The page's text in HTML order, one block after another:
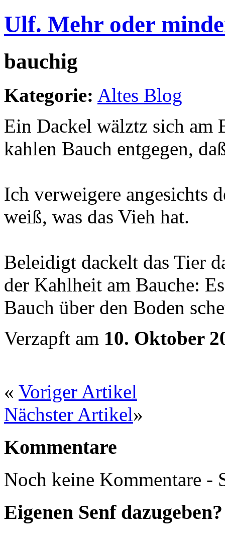
Ulf. Mehr oder
bauchig
Kategorie: Altes Blog
Ein Dackel wälztz sich am
kahlen Bauch entgegen,
Ich verweigere angesichts
weiß, was das Vieh hat.
Beleidigt dackelt das Tier
der Kahlheit am Bauche:
Bauch über den Boden
Verzapft am 10. Oktober
« Voriger Artikel
Nächster Artikel»
Kommentare
Noch keine Kommentare -
Eigenen Senf dazugeben?